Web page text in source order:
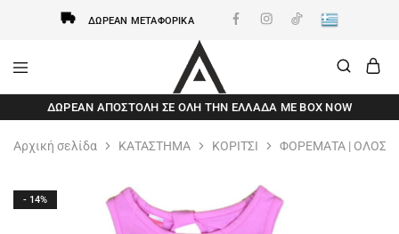
ΔΩΡΕΆΝ ΜΕΤΑΦΟΡΙΚΆ
AxidWear
Παιδικά
,
,
Ανδρικά
ΔΩΡΕΆΝ ΑΠΟΣΤΟΛΗ ΣΕ ΌΛΗ ΤΗΝ ΕΛΛΆΔΑ ΜΕ BOX NOW
Αρχική σελίδα ΚΑΤΑΣΤΗΜΑ ΚΟΡΙΤΣΙ ΦΟΡΕΜΑΤΑ |
- 14%